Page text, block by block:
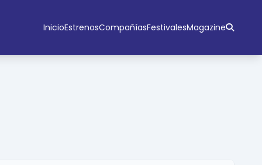
InicioEstrenosCompañíasFestivalesMagazine